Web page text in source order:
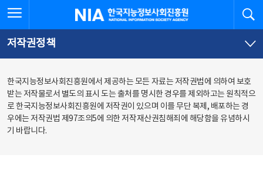
문
로
가
체
뉴
바
가
한국지능정보사회진흥원
저작권정책
한국지능정보사회진흥원에서 제공하는 모든 자료는 저작권법에 의하여 보호
받는 저작물로서 별도의 표시 도는 출처를 명시한 경우를 제외하고는 원칙적으
로 한국지능정보사회진흥원에 저작권이 있으며 이를 무단 복제, 배포하는 경
우에는 저작권법 제97조의5에 의한 저작재산권침해죄에 해당함을 유념하시
기 바랍니다.